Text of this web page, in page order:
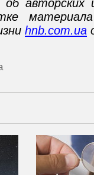
авторских
hnb.com.ua